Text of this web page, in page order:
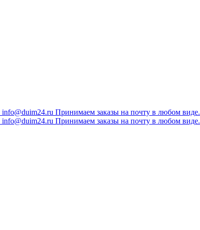
info@duim24.ru Принимаем заказы на почту в любом виде.
info@duim24.ru Принимаем заказы на почту в любом виде.